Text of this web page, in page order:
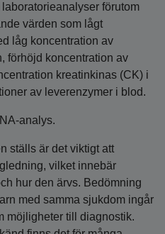
laboratorieanalyser förutom
värden som lågt
låg koncentration av
förhöjd koncentration av
kreatinkinas (CK) i
av leverenzymer i blod.
analys.
ställs är det viktigt att
vilket innebär
hur den ärvs. Bedömning
med samma sjukdom ingår
möjligheter till diagnostik.